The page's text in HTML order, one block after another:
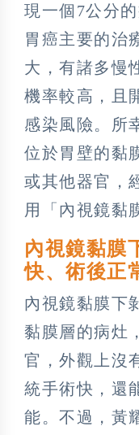
現一個7公分
胃癌主要的治
大，有諸多慢
機率較高，且
感染風險。所
位於胃壁的黏
或其他器官，
用「內視鏡黏
內視鏡黏膜
快、術後正
內視鏡黏膜下
黏膜層的病灶
官，外觀上沒
統手術快，還
能。不過，黃